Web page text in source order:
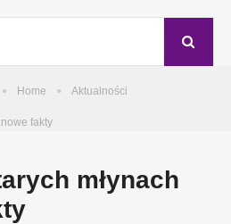
Home Aktualności
fakty
młynach